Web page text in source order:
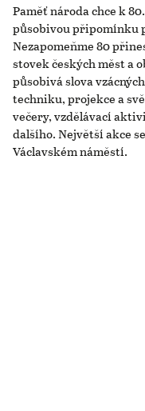
Paměť národa chce k
působivou připomínku
Nezapomeňme 80
stovek českých měst a
působivá slova
techniku, projekce a
večery, vzdělávací
dalšího. Největší akce
Václavském náměstí.